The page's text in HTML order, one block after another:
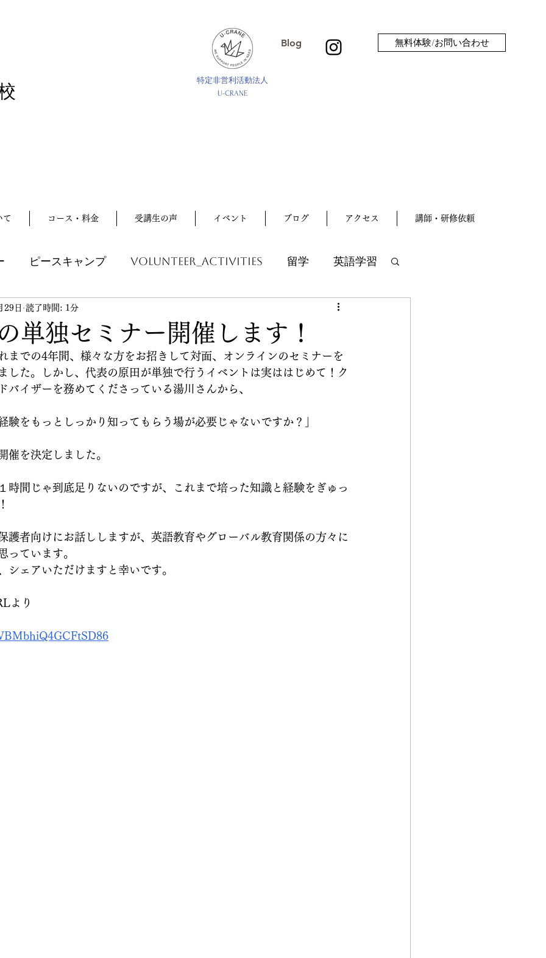
Blog
特定非営利活動法人
U-CRANE
無料体験/お問い合わせ
て コース・料金 受講生の声 イベント ブログ アクセス 講師・研修依頼
ピースキャンプ volunteer_activities 留学 英語学習
ト 講習会
単独セミナー開催します！
29日 読了時間: 1分
までの4年間、様々な方をお招きして対面、オンラインのセミナーを
した。しかし、代表の原田が単独で行うイベントは実ははじめて！ク
バイザーを務めてくださっている湯川さんから、
験をもっとしっかり知ってもらう場が必要じゃないですか？」
催を決定しました。
時間じゃ到底足りないのですが、これまで培った知識と経験をぎゅっ
護者向けにお話ししますが、英語教育やグローバル教育関係の方々に
っています。
シェアいただけますと幸いです。
より